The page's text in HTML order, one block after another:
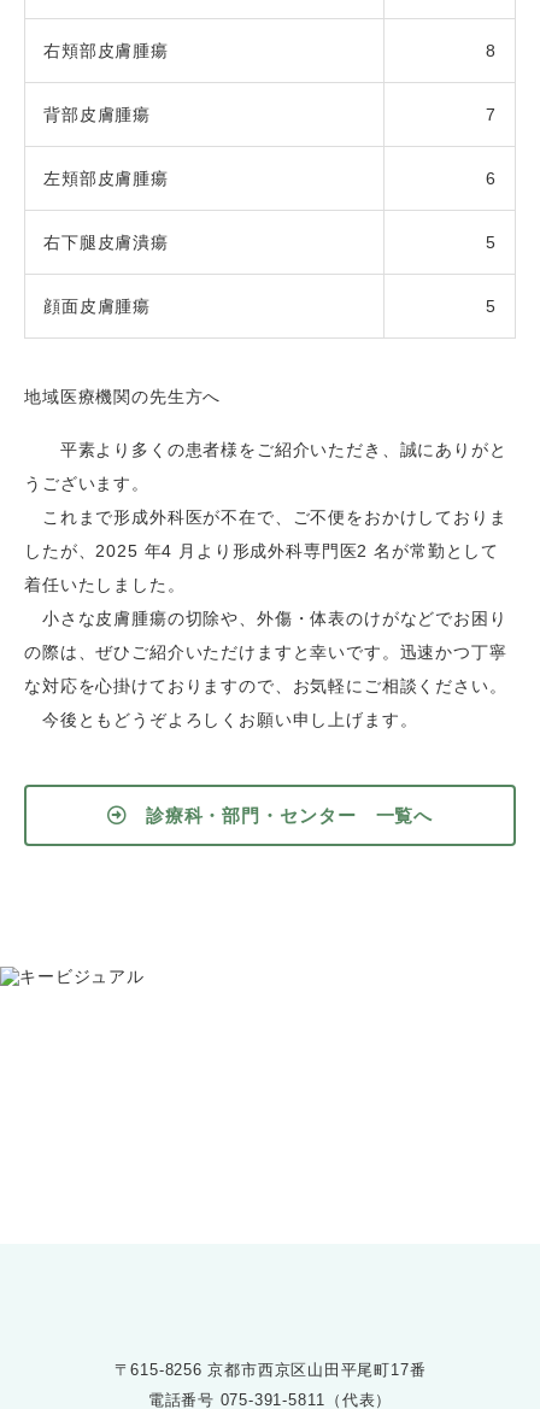
右頬部皮膚腫瘍 8
背部皮膚腫瘍 7
左頬部皮膚腫瘍 6
右下腿皮膚潰瘍 5
顔面皮膚腫瘍 5
地域医療機関の先生方へ
平素より多くの患者様をご紹介いただき、誠にありがと
うございます。
これまで形成外科医が不在で、ご不便をおかけしておりま
したが、2025 年4 月より形成外科専門医2 名が常勤として
着任いたしました。
小さな皮膚腫瘍の切除や、外傷・体表のけがなどでお困り
の際は、ぜひご紹介いただけますと幸いです。迅速かつ丁寧
な対応を心掛けておりますので、お気軽にご相談ください。
今後ともどうぞよろしくお願い申し上げます。
診療科・部門・センター 一覧へ
〒615-8256 京都市西京区山田平尾町17番
電話番号 075-391-5811（代表）